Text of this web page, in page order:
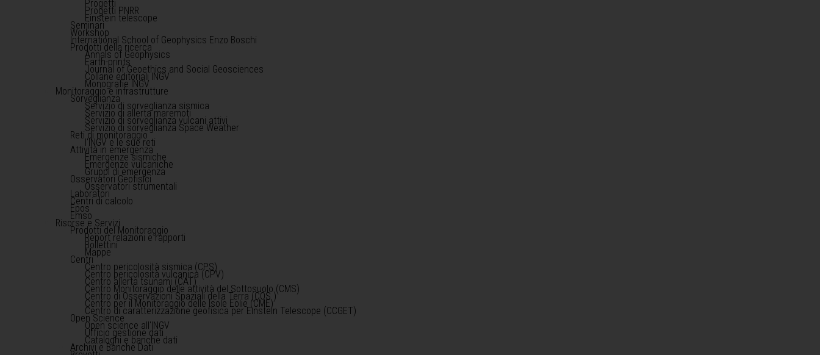
Progetti
Progetti PNRR
Einstein telescope
Seminari
Workshop
International School of Geophysics Enzo Boschi
Prodotti della ricerca
Annals of Geophysics
Earth-prints
Journal of Geoethics and Social Geosciences
Collane editoriali INGV
Monografie INGV
Monitoraggio e infrastrutture
Sorveglianza
Servizio di sorveglianza sismica
Servizio di allerta maremoti
Servizio di sorveglianza vulcani attivi
Servizio di sorveglianza Space Weather
Reti di monitoraggio
l'INGV e le sue reti
Attività in emergenza
Emergenze sismiche
Emergenze vulcaniche
Gruppi di emergenza
Osservatori Geofisici
Osservatori strumentali
Laboratori
Centri di calcolo
Epos
Emso
Risorse e Servizi
Prodotti del Monitoraggio
Report relazioni e rapporti
Bollettini
Mappe
Centri
Centro pericolosità sismica (CPS)
Centro pericolosità vulcanica (CPV)
Centro allerta tsunami (CAT)
Centro Monitoraggio delle attività del Sottosuolo (CMS)
Centro di Osservazioni Spaziali della Terra (COS )
Centro per il Monitoraggio delle Isole Eolie (CME)
Centro di caratterizzazione geofisica per Einstein Telescope (CCGET)
Open Science
Open science all'INGV
Ufficio gestione dati
Cataloghi e banche dati
Archivi e Banche Dati